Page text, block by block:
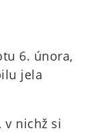
6. února,
jela
v nichž si